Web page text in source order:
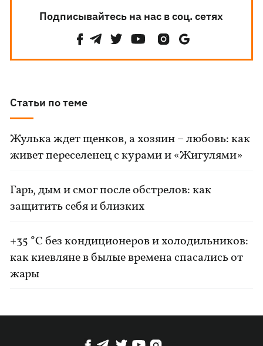
Подписывайтесь на нас в соц. сетях
Статьи по теме
Жулька ждет щенков, а хозяин – любовь: как
живет переселенец с курами и «Жигулями»
Гарь, дым и смог после обстрелов: как
защитить себя и близких
+35 °C без кондиционеров и холодильников:
как киевляне в былые времена спасались от
жары